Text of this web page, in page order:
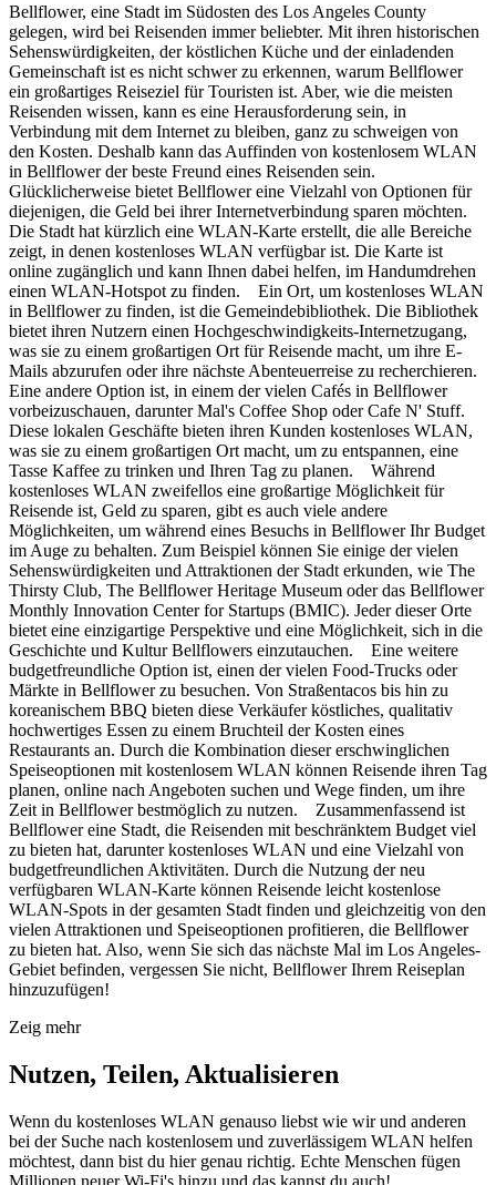
Bellflower, eine Stadt im Südosten des Los Angeles County
gelegen, wird bei Reisenden immer beliebter. Mit ihren historischen
Sehenswürdigkeiten, der köstlichen Küche und der einladenden
Gemeinschaft ist es nicht schwer zu erkennen, warum Bellflower
ein großartiges Reiseziel für Touristen ist. Aber, wie die meisten
Reisenden wissen, kann es eine Herausforderung sein, in
Verbindung mit dem Internet zu bleiben, ganz zu schweigen von
den Kosten. Deshalb kann das Auffinden von kostenlosem WLAN
in Bellflower der beste Freund eines Reisenden sein.
Glücklicherweise bietet Bellflower eine Vielzahl von Optionen für
diejenigen, die Geld bei ihrer Internetverbindung sparen möchten.
Die Stadt hat kürzlich eine WLAN-Karte erstellt, die alle Bereiche
zeigt, in denen kostenloses WLAN verfügbar ist. Die Karte ist
online zugänglich und kann Ihnen dabei helfen, im Handumdrehen
einen WLAN-Hotspot zu finden. Ein Ort, um kostenloses WLAN
in Bellflower zu finden, ist die Gemeindebibliothek. Die Bibliothek
bietet ihren Nutzern einen Hochgeschwindigkeits-Internetzugang,
was sie zu einem großartigen Ort für Reisende macht, um ihre E-
Mails abzurufen oder ihre nächste Abenteuerreise zu recherchieren.
Eine andere Option ist, in einem der vielen Cafés in Bellflower
vorbeizuschauen, darunter Mal's Coffee Shop oder Cafe N' Stuff.
Diese lokalen Geschäfte bieten ihren Kunden kostenloses WLAN,
was sie zu einem großartigen Ort macht, um zu entspannen, eine
Tasse Kaffee zu trinken und Ihren Tag zu planen. Während
kostenloses WLAN zweifellos eine großartige Möglichkeit für
Reisende ist, Geld zu sparen, gibt es auch viele andere
Möglichkeiten, um während eines Besuchs in Bellflower Ihr Budget
im Auge zu behalten. Zum Beispiel können Sie einige der vielen
Sehenswürdigkeiten und Attraktionen der Stadt erkunden, wie The
Thirsty Club, The Bellflower Heritage Museum oder das Bellflower
Monthly Innovation Center for Startups (BMIC). Jeder dieser Orte
bietet eine einzigartige Perspektive und eine Möglichkeit, sich in die
Geschichte und Kultur Bellflowers einzutauchen. Eine weitere
budgetfreundliche Option ist, einen der vielen Food-Trucks oder
Märkte in Bellflower zu besuchen. Von Straßentacos bis hin zu
koreanischem BBQ bieten diese Verkäufer köstliches, qualitativ
hochwertiges Essen zu einem Bruchteil der Kosten eines
Restaurants an. Durch die Kombination dieser erschwinglichen
Speiseoptionen mit kostenlosem WLAN können Reisende ihren Tag
planen, online nach Angeboten suchen und Wege finden, um ihre
Zeit in Bellflower bestmöglich zu nutzen. Zusammenfassend ist
Bellflower eine Stadt, die Reisenden mit beschränktem Budget viel
zu bieten hat, darunter kostenloses WLAN und eine Vielzahl von
budgetfreundlichen Aktivitäten. Durch die Nutzung der neu
verfügbaren WLAN-Karte können Reisende leicht kostenlose
WLAN-Spots in der gesamten Stadt finden und gleichzeitig von den
vielen Attraktionen und Speiseoptionen profitieren, die Bellflower
zu bieten hat. Also, wenn Sie sich das nächste Mal im Los Angeles-
Gebiet befinden, vergessen Sie nicht, Bellflower Ihrem Reiseplan
hinzuzufügen!
Zeig mehr
Nutzen, Teilen, Aktualisieren
Wenn du kostenloses WLAN genauso liebst wie wir und anderen
bei der Suche nach kostenlosem und zuverlässigem WLAN helfen
möchtest, dann bist du hier genau richtig. Echte Menschen fügen
Millionen neuer Wi-Fi's hinzu und das kannst du auch!